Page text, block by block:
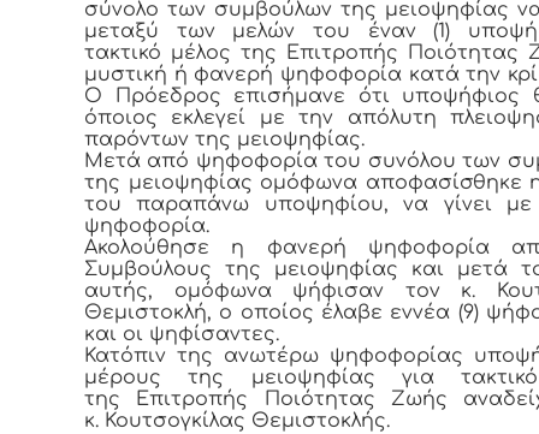
σύνολο των συμβούλων της μειοψηφίας να
μεταξύ των μελών του έναν (1)
τακτικό μέλος της Επιτροπής Ποιότητας
μυστική ή φανερή ψηφοφορία κατά την
Ο Πρόεδρος επισήμανε ότι υποψήφιος
όποιος εκλεγεί με την απόλυτη
παρόντων της μειοψηφίας.
Μετά από ψηφοφορία του συνόλου των
της μειοψηφίας ομόφωνα αποφασίσθηκε
του παραπάνω υποψηφίου, να γίνει
ψηφοφορία.
Ακολούθησε η φανερή ψηφοφορία
Συμβούλους της μειοψηφίας και μετά
αυτής, ομόφωνα ψήφισαν τον κ.
Θεμιστοκλή, ο οποίος έλαβε εννέα (9)
και οι ψηφίσαντες.
Κατόπιν της ανωτέρω ψηφοφορίας
μέρους της μειοψηφίας για
της Επιτροπής Ποιότητας Ζωής
κ. Κουτσογκίλας Θεμιστοκλής.